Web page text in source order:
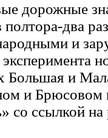
дорожные
два
и
Большая и
и Брюсовом
со ссылкой